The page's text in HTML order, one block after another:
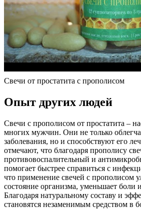
Свечи от простатита с прополисом
Опыт других людей
Свечи с прополисом от простатита –
многих мужчин. Они не только
заболевания, но и способствуют его
отмечают, что благодаря прополису
противовоспалительный и
помогает быстрее справиться с
что применение свечей с прополисом
состояние организма, уменьшает боли
Благодаря натуральному составу и
становятся незаменимым средством в